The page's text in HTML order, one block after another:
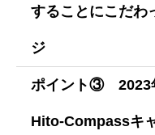
することにこだわ
ジ
ポイント③ 2023
Hito-Compassキ